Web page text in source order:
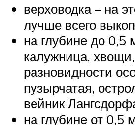
верховодка – на
лучше всего
на глубине до 0,5
калужница, хвощи,
разновидности
пузырчатая,
вейник
на глубине от 0,5